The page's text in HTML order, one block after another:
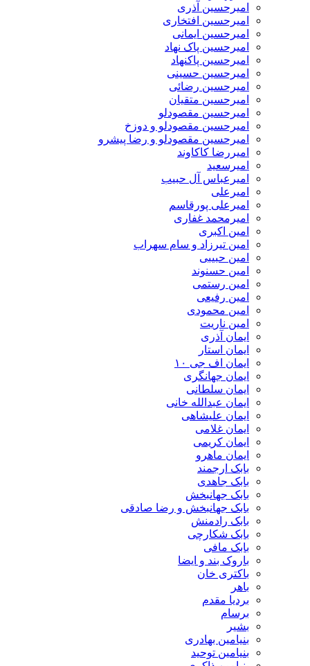
امیرحسین آذری
امیرحسین افتخاری
امیرحسین ایمانی
امیرحسین پاک نهاد
امیرحسین پاکنهاد
امیرحسین حسینی
امیرحسین رضائی
امیرحسین متقیان
امیرحسین مقصودلو
امیرحسین مقصودلو و دوزخ
امیرحسین مقصودلو و رضا پیشرو
امیررضا کاکاوند
امیرسعید
امیرعباس آل حبیب
امیرعلی
امیرعلی پورقاسم
امیرمحمد غفاری
امین اکبری
امین تیرزاد و سام سهراب
امین حبیبی
امین حسنوند
امین رستمی
امین رفیعی
امین محمودی
امین ناریت
ایمان آذری
ایمان استار
ایمان اف جی ۱۰
ایمان جهانگری
ایمان سلطانی
ایمان عبدالله خانی
ایمان علیشاهی
ایمان غلامی
ایمان کریمی
ایمان ماهرو
بابک ارجمند
بابک جاهدی
بابک جهانبخش
بابک جهانبخش و رضا صادقی
بابک رادمنش
بابک شکارچی
بابک مافی
باروک بند و ایضا
باکتری خان
باهر
بردیا مقدم
برسام
بشیر
بنیامین بهادری
بنیامین توحید